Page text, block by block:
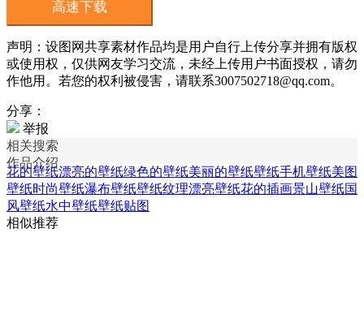
高速下载
声明：设图网共享素材作品均是用户自行上传分享并拥有版权
或使用权，仅供网友学习交流，未经上传用户书面授权，请勿
作他用。若您的权利被侵害，请联系3007502718@qq.com。
分享：
举报
相关搜索
作品介绍
花的壁纸漂亮的壁纸绿色的壁纸美丽的壁纸壁纸手机壁纸美图
壁纸时尚壁纸瀑布壁纸壁纸纹理漂亮壁纸花的插画景山壁纸国
风壁纸水中壁纸壁纸贴图
相似推荐